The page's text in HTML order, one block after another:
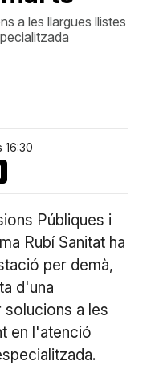
a les llargues llistes
16:30
Públiques i
Rubí Sanitat ha
per demà,
d'una
a les
en l'atenció